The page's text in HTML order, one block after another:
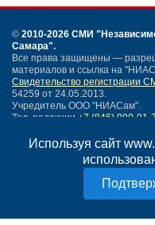
Используя сайт
© 2010-2026 СМИ
Самара".
Все права защищены —
материалов и ссылка на
Свидетельство регистрации
54259 от 24.05.2013.
Учредитель ООО "НИАСам".
Тел. редакции +7 (846) 990-91-
Написать письмо
Политика
18+